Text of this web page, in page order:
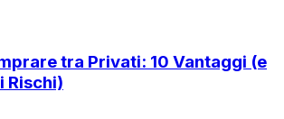
tra Privati: 10 Vantaggi (e
Rischi)